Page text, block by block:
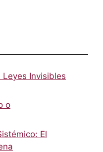
Invisibles
o
El